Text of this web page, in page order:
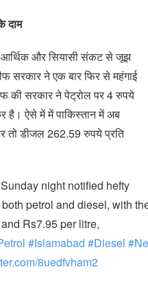
दाम
आर्थिक और सियासी संकट से जूझ
सरकार ने एक बार फिर से महंगाई
की सरकार ने पेट्रोल पर 4 रुपये
है। ऐसे में में पाकिस्तान में अब
तो डीजल 262.59 रुपये प्रति
night notified hefty
petrol and diesel, with
Rs7.95 per litre,
#Islamabad #Diesel
8uedfvham2